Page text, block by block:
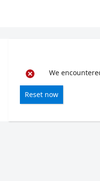
We
Reset now